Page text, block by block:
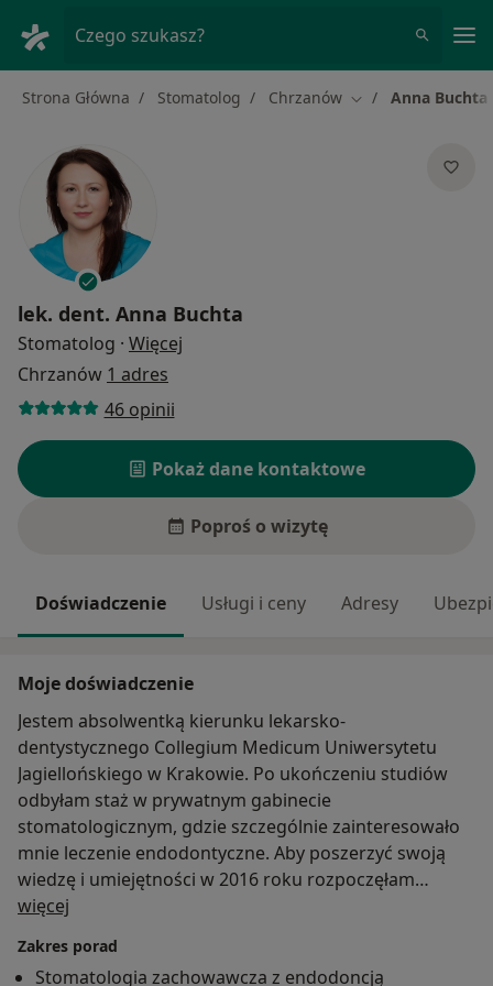
Czego szukasz?
Strona Główna Stomatolog Chrzanów Zmień miasto
Anna Buchta
lek. dent. Anna Buchta
Stomatolog · Więcej
Chrzanów 1 adres
46 opinii
Pokaż dane kontaktowe
Poproś o wizytę
Doświadczenie Usługi i ceny Adresy
Moje doświadczenie
Jestem absolwentką kierunku lekarsko-
dentystycznego Collegium Medicum Uniwersytetu
Jagiellońskiego w Krakowie. Po ukończeniu studiów
odbyłam staż w prywatnym gabinecie
stomatologicznym, gdzie szczególnie zainteresowało
mnie leczenie endodontyczne. Aby poszerzyć swoją
wiedzę i umiejętności w 2016 roku rozpoczęłam
szkolenie specjalizacyjne w dziedzinie: Stomatologia
doświadczonych specjalistów zdobyłam wiedzę i
więcej
Zakres porad
Stomatologia zachowawcza z endodoncją